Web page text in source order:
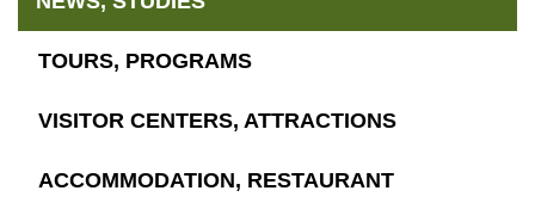
TOURS, PROGRAMS
VISITOR CENTERS, ATTRACTIONS
ACCOMMODATION, RESTAURANT